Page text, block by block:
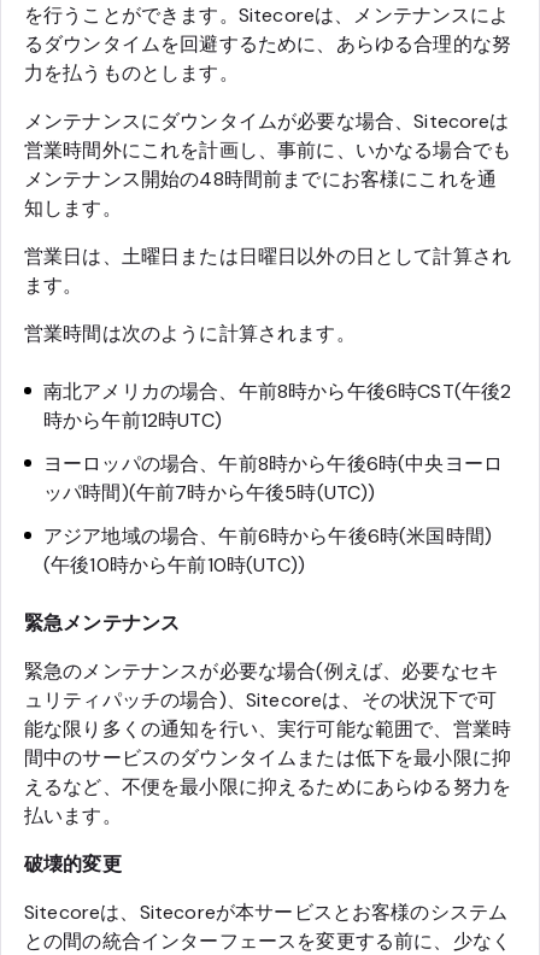
を行うことができます。Sitecoreは、メンテナンスによ
るダウンタイムを回避するために、あらゆる合理的な努
力を払うものとします。
メンテナンスにダウンタイムが必要な場合、Sitecoreは
営業時間外にこれを計画し、事前に、いかなる場合でも
メンテナンス開始の48時間前までにお客様にこれを通
知します。
営業日は、土曜日または日曜日以外の日として計算され
ます。
営業時間は次のように計算されます。
南北アメリカの場合、午前8時から午後6時CST(午後2
時から午前12時UTC)
ヨーロッパの場合、午前8時から午後6時(中央ヨーロ
ッパ時間)(午前7時から午後5時(UTC))
アジア地域の場合、午前6時から午後6時(米国時間)
(午後10時から午前10時(UTC))
緊急メンテナンス
緊急のメンテナンスが必要な場合(例えば、必要なセキ
ュリティパッチの場合)、Sitecoreは、その状況下で可
能な限り多くの通知を行い、実行可能な範囲で、営業時
間中のサービスのダウンタイムまたは低下を最小限に抑
えるなど、不便を最小限に抑えるためにあらゆる努力を
払います。
破壊的変更
Sitecoreは、Sitecoreが本サービスとお客様のシステム
との間の統合インターフェースを変更する前に、少なく